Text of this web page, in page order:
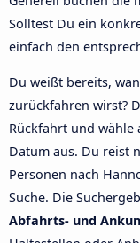
Solltest Du ein
einfach den
Du weißt bereits,
zurückfahren wirst?
Rückfahrt und wähle
Datum aus. Du reist
Personen nach
Suche. Die
Abfahrts- und